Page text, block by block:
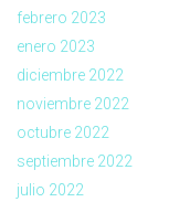
febrero 2023
enero 2023
diciembre 2022
noviembre 2022
octubre 2022
septiembre 2022
julio 2022